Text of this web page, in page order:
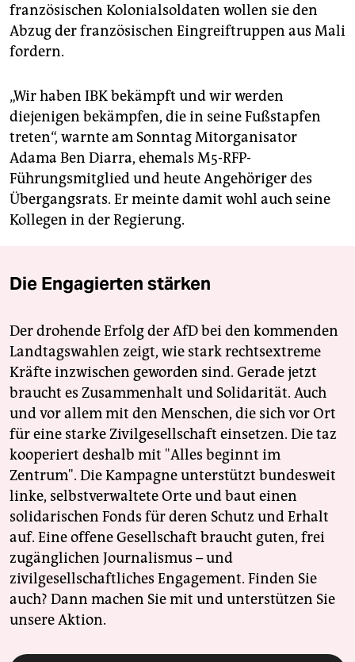
französischen Kolonialsoldaten wollen sie den
Abzug der französischen Eingreiftruppen aus Mali
fordern.
„Wir haben IBK bekämpft und wir werden
diejenigen bekämpfen, die in seine Fußstapfen
treten“, warnte am Sonntag Mitorganisator
Adama Ben Diarra, ehemals M5-RFP-
Führungsmitglied und heute Angehöriger des
Übergangsrats. Er meinte damit wohl auch seine
Kollegen in der Regierung.
Die Engagierten stärken
Der drohende Erfolg der AfD bei den kommenden
Landtagswahlen zeigt, wie stark rechtsextreme
Kräfte inzwischen geworden sind. Gerade jetzt
braucht es Zusammenhalt und Solidarität. Auch
und vor allem mit den Menschen, die sich vor Ort
für eine starke Zivilgesellschaft einsetzen. Die taz
kooperiert deshalb mit "Alles beginnt im
Zentrum". Die Kampagne unterstützt bundesweit
linke, selbstverwaltete Orte und baut einen
solidarischen Fonds für deren Schutz und Erhalt
auf. Eine offene Gesellschaft braucht guten, frei
zugänglichen Journalismus – und
zivilgesellschaftliches Engagement. Finden Sie
auch? Dann machen Sie mit und unterstützen Sie
unsere Aktion.